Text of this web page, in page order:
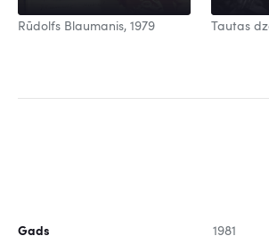
Rūdolfs Blaumanis, 1979 Tautas
Gads 1981